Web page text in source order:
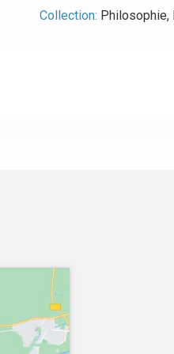
Collection: Philosophie,